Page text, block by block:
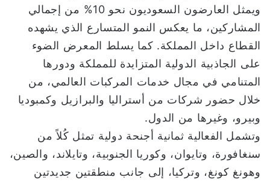
ويمثل العارضون السعوديون نحو 10% من إجمالي
المشاركين، ما يعكس النمو المتسارع الذي يشهده
القطاع داخل المملكة. كما يسلط المعرض الضوء
على الجاذبية الدولية المتزايدة للمملكة ودورها
المتنامي في مجال خدمات المركبات العالمي، من
خلال حضور شركات من أستراليا والبرازيل وكمبوديا
وبيرو، وغيرها من الدول.
وتشمل الفعالية ثمانية أجنحة دولية تمثل كُلاً من
سنغافورة، وتايوان، وكوريا الجنوبية، وتايلاند، والصين،
وهونغ كونغ، وتركيا، إلى جانب منطقتين جديدتين